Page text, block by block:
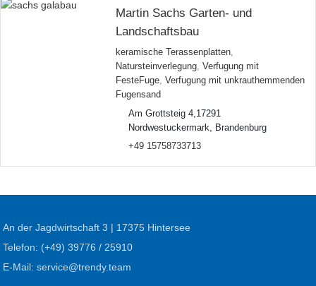
Martin Sachs Garten- und
Landschaftsbau
keramische Terassenplatten,
Natursteinverlegung, Verfugung mit
FesteFuge, Verfugung mit unkrauthemmenden
Fugensand
Am Grottsteig 4,17291
Nordwestuckermark, Brandenburg
+49 15758733713
An der Jagdwirtschaft 3 | 17375 Hintersee
Telefon: (+49) 39776 / 25910
E-Mail: service@trendy.team